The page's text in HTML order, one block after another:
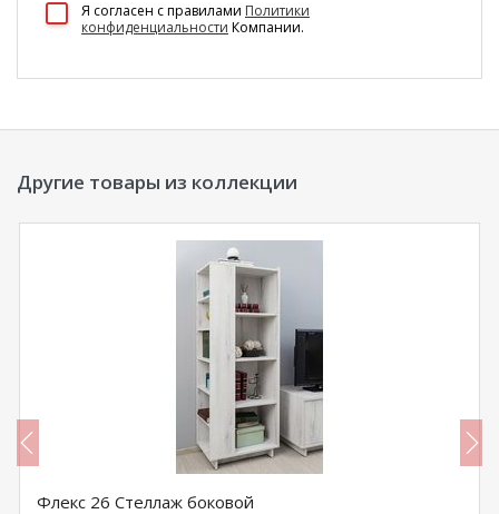
Я согласен c правилами Политики
конфиденциальности Компании.
Другие товары из коллекции
Флекс 26 Стеллаж боковой